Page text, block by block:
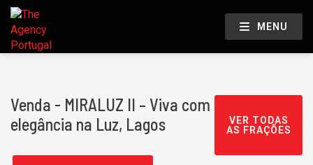
MENU
Venda - MIRALUZ II – Viva com
elegância na Luz, Lagos
VER TODAS
AS FRAÇÕES